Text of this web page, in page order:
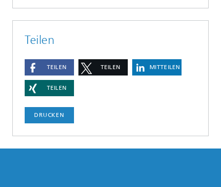
Teilen
TEILEN TEILEN MITTEILEN
TEILEN
DRUCKEN